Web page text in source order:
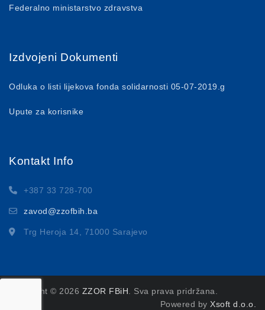
Federalno ministarstvo zdravstva
Izdvojeni Dokumenti
Odluka o listi lijekova fonda solidarnosti 05-07-2019.g
Upute za korisnike
Kontakt Info
+387 33 728-700
zavod@zzofbih.ba
Trg Heroja 14, 71000 Sarajevo
Copyright © 2026 ZZOR FBiH . Sva prava pridržana.
Powered by Xsoft d.o.o.